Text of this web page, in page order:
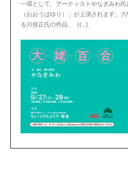
一環として、アーティストやなぎみわ
（おおうばゆり）」が上演されます。
る川俣正氏の作品、《(...)